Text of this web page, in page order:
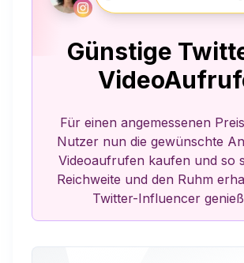
Günstige
Für einen angemessenen
Nutzer nun die gewünschte
Videoaufrufen kaufen und so
Reichweite und den Ruhm
Twitter-Influencer